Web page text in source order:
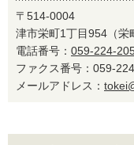
〒514-0004
津市栄町1丁目954（栄
電話番号： 059-224-
ファクス番号：059-
メールアドレス：